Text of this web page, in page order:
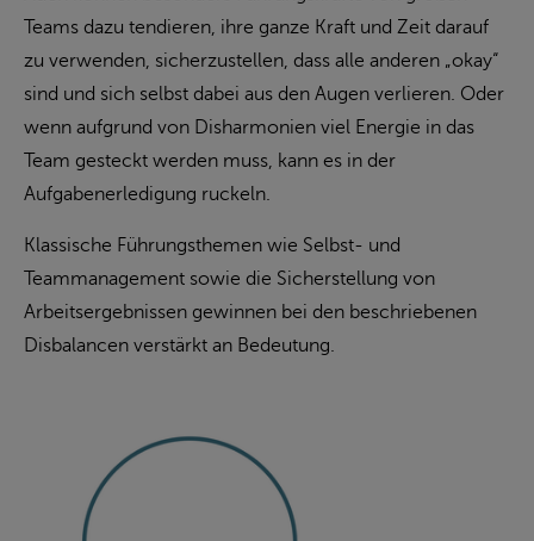
Teams dazu tendieren, ihre ganze Kraft und Zeit darauf
zu verwenden, sicherzustellen, dass alle anderen „okay“
sind und sich selbst dabei aus den Augen verlieren. Oder
wenn aufgrund von Disharmonien viel Energie in das
Team gesteckt werden muss, kann es in der
Aufgabenerledigung ruckeln.
Klassische Führungsthemen wie Selbst- und
Teammanagement sowie die Sicherstellung von
Arbeitsergebnissen gewinnen bei den beschriebenen
Disbalancen verstärkt an Bedeutung.